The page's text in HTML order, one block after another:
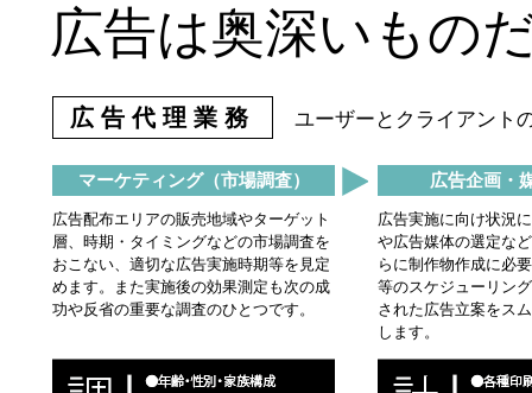
広告は奥深いもの
広告代理業務 ユーザーとクライアント
マーケティング（市場調査）
広告配布エリアの販売地域やターゲット
層、時期・タイミングなどの市場調査を
おこない、適切な広告実施時期等を見定
めます。また実施後の効果測定も次の成
功や反省の重要な調査のひとつです。
広告企画・
広告実施に向け状況
や広告媒体の選定な
らに制作物作成に必
等のスケジューリン
された広告立案をス
します。